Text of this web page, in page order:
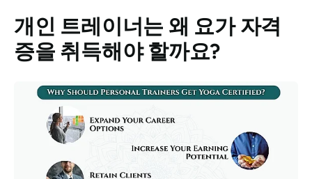
개인 트레이너는 왜 요가 자격
증을 취득해야 할까요?